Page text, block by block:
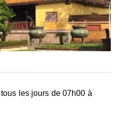
les jours de 07h00 à